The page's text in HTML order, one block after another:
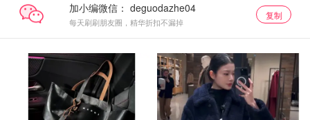
加小编微信：
每天刷刷朋友圈，精华折扣不漏掉
复制